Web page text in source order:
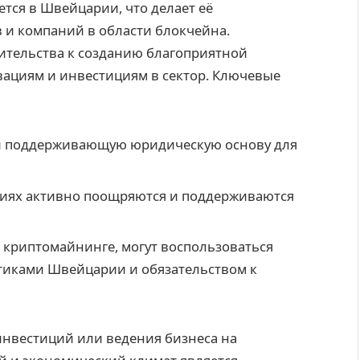
в Швейцарии, что делает её
компаний в области блокчейна.
к созданию благоприятной
и инвестициям в сектор. Ключевые
поддерживающую юридическую основу для
активно поощряются и поддерживаются
могут воспользоваться
Швейцарии и обязательством к
или ведения бизнеса на